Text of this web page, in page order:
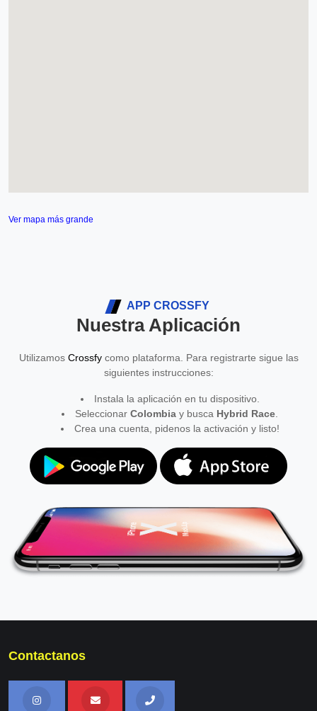
Ver mapa más grande
APP CROSSFY
Nuestra Aplicación
Utilizamos Crossfycomo plataforma. Para registrarte sigue las
siguientes instrucciones:
Instala la aplicación en tu dispositivo.
Seleccionar Colombia y busca Hybrid Race
Crea una cuenta, pidenos la activación y listo!
Contactanos